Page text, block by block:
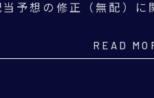
予想の修正（無配）に
READ